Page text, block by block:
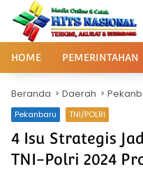
Langsung
konten
HOME PEMERINTAHAN
Beranda Daerah
Pekanbaru TNI/POLRI
4 Isu Strategis
TNI-Polri 2024